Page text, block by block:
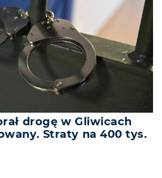
drogę w Gliwicach
Straty na 400 tys.